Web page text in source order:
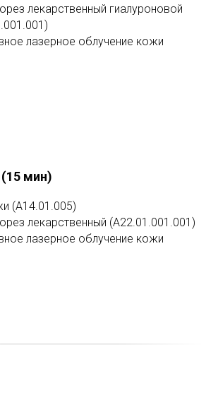
лекарственный гиалуроновой
лазерное облучение кожи
мин)
(А14.01.005)
лекарственный (А22.01.001.001)
лазерное облучение кожи